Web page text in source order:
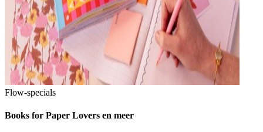
Flow-specials
Books for Paper Lovers en meer